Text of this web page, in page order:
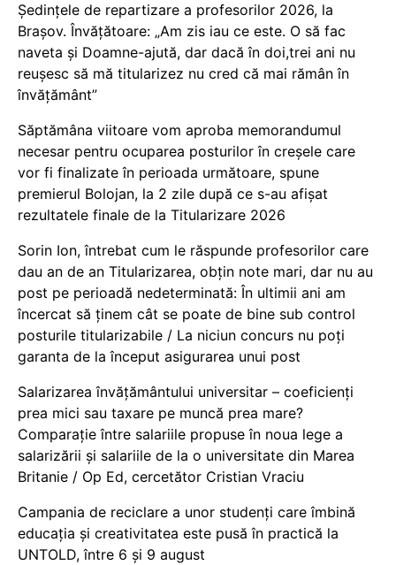
Ședințele de repartizare a profesorilor 2026, la
Brașov. Învățătoare: „Am zis iau ce este. O să fac
naveta și Doamne-ajută, dar dacă în doi,trei ani nu
reușesc să mă titularizez nu cred că mai rămân în
învățământ”
Săptămâna viitoare vom aproba memorandumul
necesar pentru ocuparea posturilor în creșele care
vor fi finalizate în perioada următoare, spune
premierul Bolojan, la 2 zile după ce s-au afișat
rezultatele finale de la Titularizare 2026
Sorin Ion, întrebat cum le răspunde profesorilor care
dau an de an Titularizarea, obțin note mari, dar nu au
post pe perioadă nedeterminată: În ultimii ani am
încercat să ținem cât se poate de bine sub control
posturile titularizabile / La niciun concurs nu poți
garanta de la început asigurarea unui post
Salarizarea învățământului universitar – coeficienți
prea mici sau taxare pe muncă prea mare?
Comparație între salariile propuse în noua lege a
salarizării și salariile de la o universitate din Marea
Britanie / Op Ed, cercetător Cristian Vraciu
Campania de reciclare a unor studenți care îmbină
educația și creativitatea este pusă în practică la
UNTOLD, între 6 și 9 august